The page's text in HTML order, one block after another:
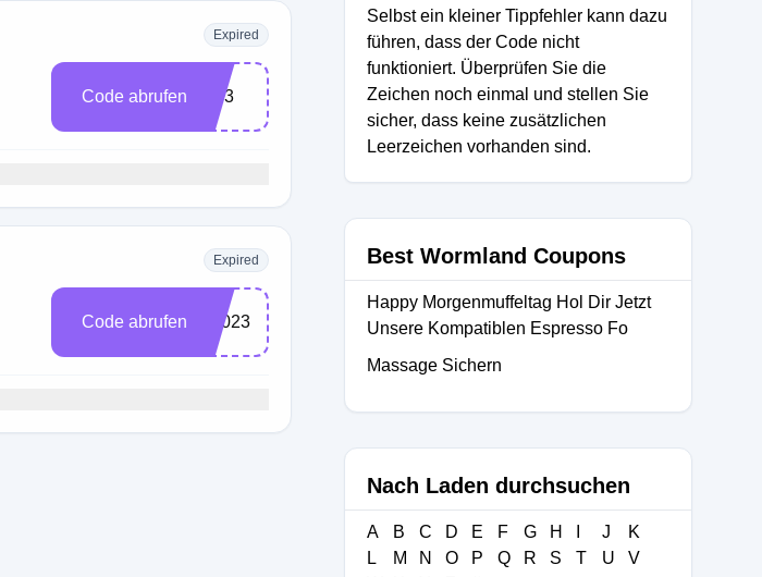
Expired
Code abrufen OF3
Expired
Code abrufen F2023
Selbst ein kleiner Tippfehler kann dazu
führen, dass der Code nicht
funktioniert. Überprüfen Sie die
Zeichen noch einmal und stellen Sie
sicher, dass keine zusätzlichen
Leerzeichen vorhanden sind.
Best Wormland Coupons
Happy Morgenmuffeltag Hol Dir Jetzt
Unsere Kompatiblen Espresso Fo
Massage Sichern
Nach Laden durchsuchen
A B C D E F G H J
K
L
M N O P Q R S T U
V